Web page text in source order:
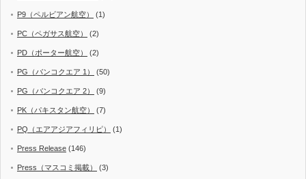
P9（ペルビアン航空） (1)
PC（ペガサス航空） (2)
PD（ポーター航空） (2)
PG（バンコクエア 1） (50)
PG（バンコクエア 2） (9)
PK（パキスタン航空） (7)
PQ（エアアジアフィリピ） (1)
Press Release (146)
Press（マスコミ掲載） (3)